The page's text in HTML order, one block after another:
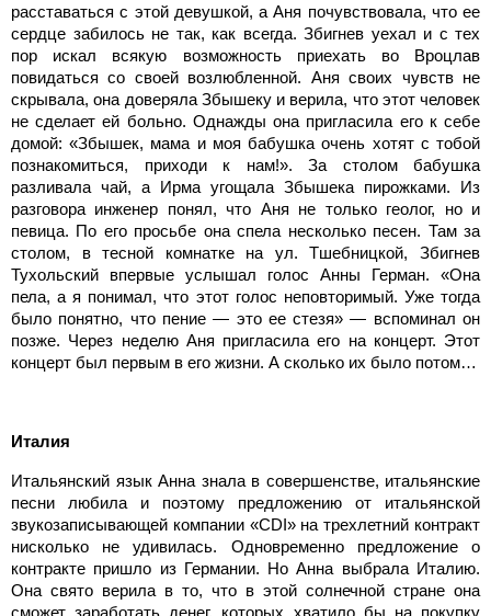
расставаться с этой девушкой, а Аня почувствовала, что ее
сердце забилось не так, как всегда. Збигнев уехал и с тех
пор искал всякую возможность приехать во Вроцлав
повидаться со своей возлюбленной. Аня своих чувств не
скрывала, она доверяла Збышеку и верила, что этот человек
не сделает ей больно. Однажды она пригласила его к себе
домой: «Збышек, мама и моя бабушка очень хотят с тобой
познакомиться, приходи к нам!». За столом бабушка
разливала чай, а Ирма угощала Збышека пирожками. Из
разговора инженер понял, что Аня не только геолог, но и
певица. По его просьбе она спела несколько песен. Там за
столом, в тесной комнатке на ул. Тшебницкой, Збигнев
Тухольский впервые услышал голос Анны Герман. «Она
пела, а я понимал, что этот голос неповторимый. Уже тогда
было понятно, что пение — это ее стезя» — вспоминал он
позже. Через неделю Аня пригласила его на концерт. Этот
концерт был первым в его жизни. А сколько их было потом…
Италия
Итальянский язык Анна знала в совершенстве, итальянские
песни любила и поэтому предложению от итальянской
звукозаписывающей компании «CDI» на трехлетний контракт
нисколько не удивилась. Одновременно предложение о
контракте пришло из Германии. Но Анна выбрала Италию.
Она свято верила в то, что в этой солнечной стране она
сможет заработать денег, которых хватило бы на покупку